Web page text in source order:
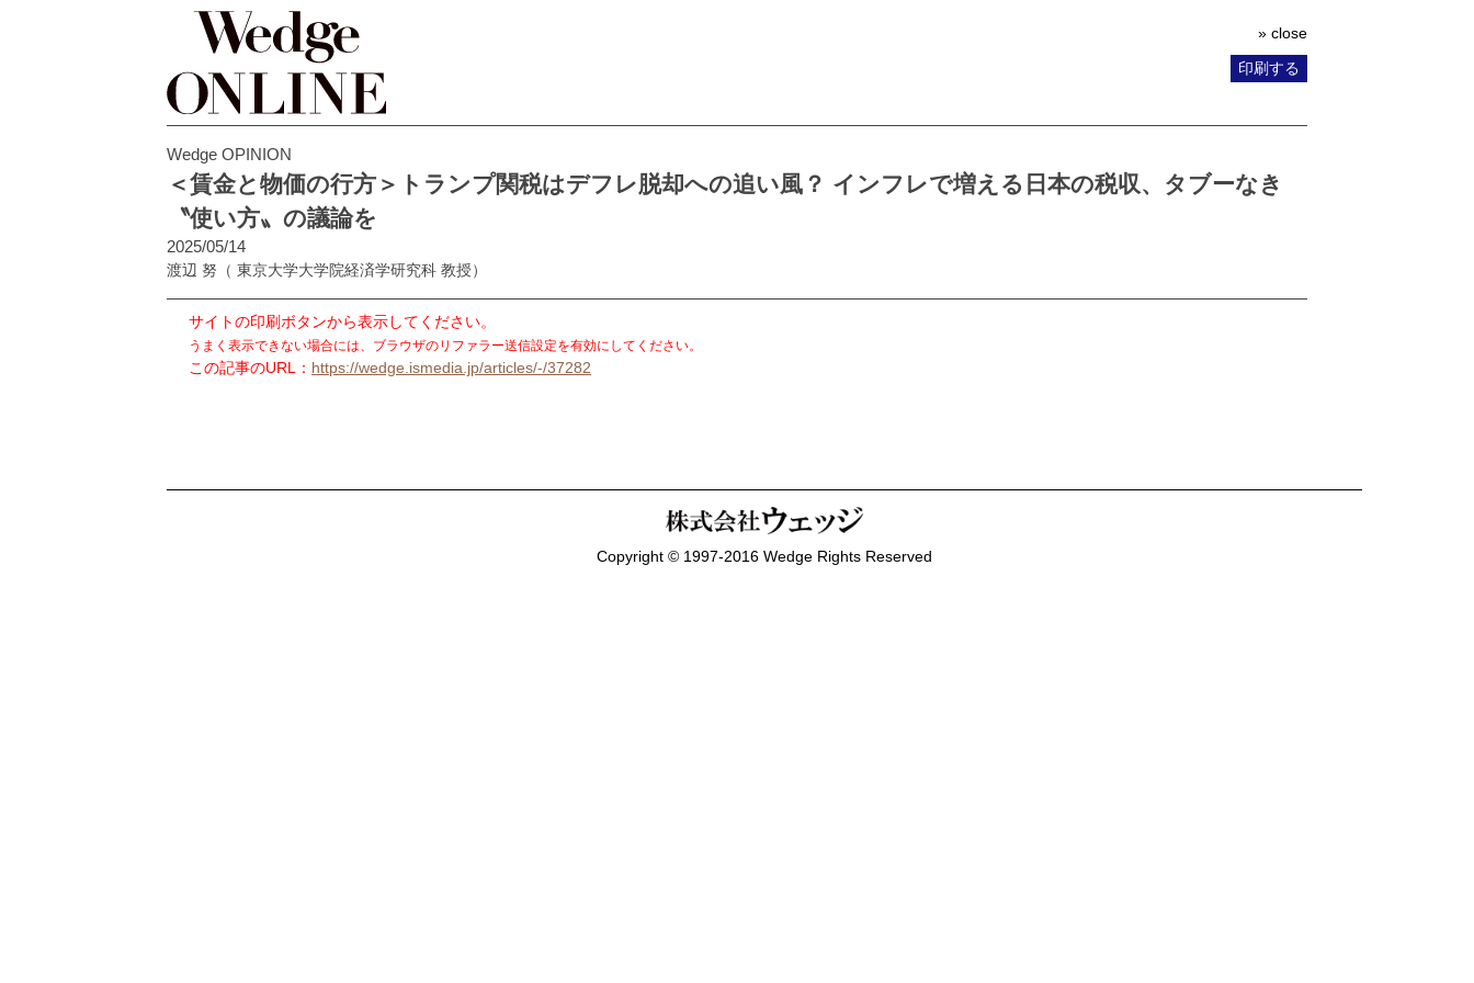
» close
印刷する
Wedge OPINION
＜賃金と物価の行方＞トランプ関税はデフレ脱却への追い風？ インフレで増える日本の税収、タブーなき
〝使い方〟の議論を
2025/05/14
渡辺 努 （ 東京大学大学院経済学研究科 教授）
サイトの印刷ボタンから表示してください。
うまく表示できない場合には、ブラウザのリファラー送信設定を有効にしてください。
この記事のURL： https://wedge.ismedia.jp/articles/-/37282
Copyright © 1997-2016 Wedge Rights Reserved